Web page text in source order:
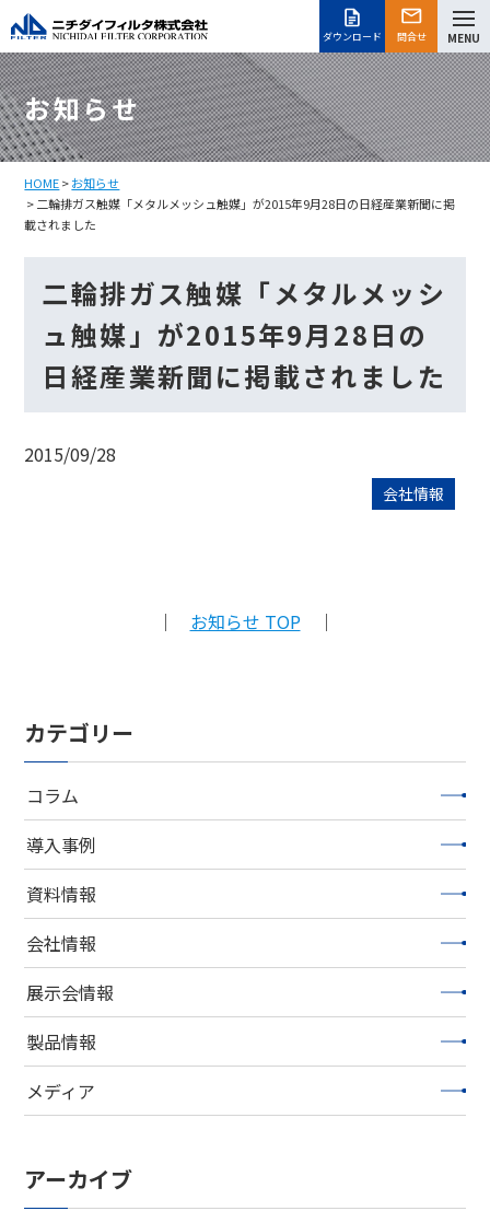
ダウンロード 問合せ MENU
お知らせ
HOME>お知らせ
> 二輪排ガス触媒「メタルメッシュ触媒」が2015年9月28日の日経産業新聞に掲
載されました
二輪排ガス触媒「メタルメッシ
ュ触媒」が2015年9月28日の
日経産業新聞に掲載されました
2015/09/28
会社情報
｜ お知らせ TOP ｜
カテゴリー
コラム
導入事例
資料情報
会社情報
展示会情報
製品情報
メディア
アーカイブ